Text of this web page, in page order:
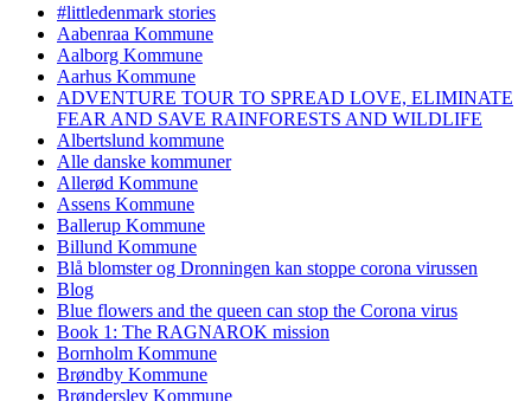
#littledenmark stories
Aabenraa Kommune
Aalborg Kommune
Aarhus Kommune
ADVENTURE TOUR TO SPREAD LOVE, ELIMINATE
FEAR AND SAVE RAINFORESTS AND WILDLIFE
Albertslund kommune
Alle danske kommuner
Allerød Kommune
Assens Kommune
Ballerup Kommune
Billund Kommune
Blå blomster og Dronningen kan stoppe corona virussen
Blog
Blue flowers and the queen can stop the Corona virus
Book 1: The RAGNAROK mission
Bornholm Kommune
Brøndby Kommune
Brønderslev Kommune